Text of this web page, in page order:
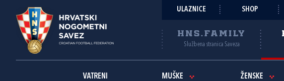
ULAZNICE SHOP
HNS.FAMILY
Službena stranica Saveza
VATRENI MUŠKE ŽENSKE